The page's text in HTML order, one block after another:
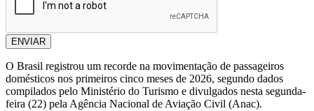
ENVIAR
O Brasil registrou um recorde na movimentação de passageiros
domésticos nos primeiros cinco meses de 2026, segundo dados
compilados pelo Ministério do Turismo e divulgados nesta segunda-
feira (22) pela Agência Nacional de Aviação Civil (Anac).